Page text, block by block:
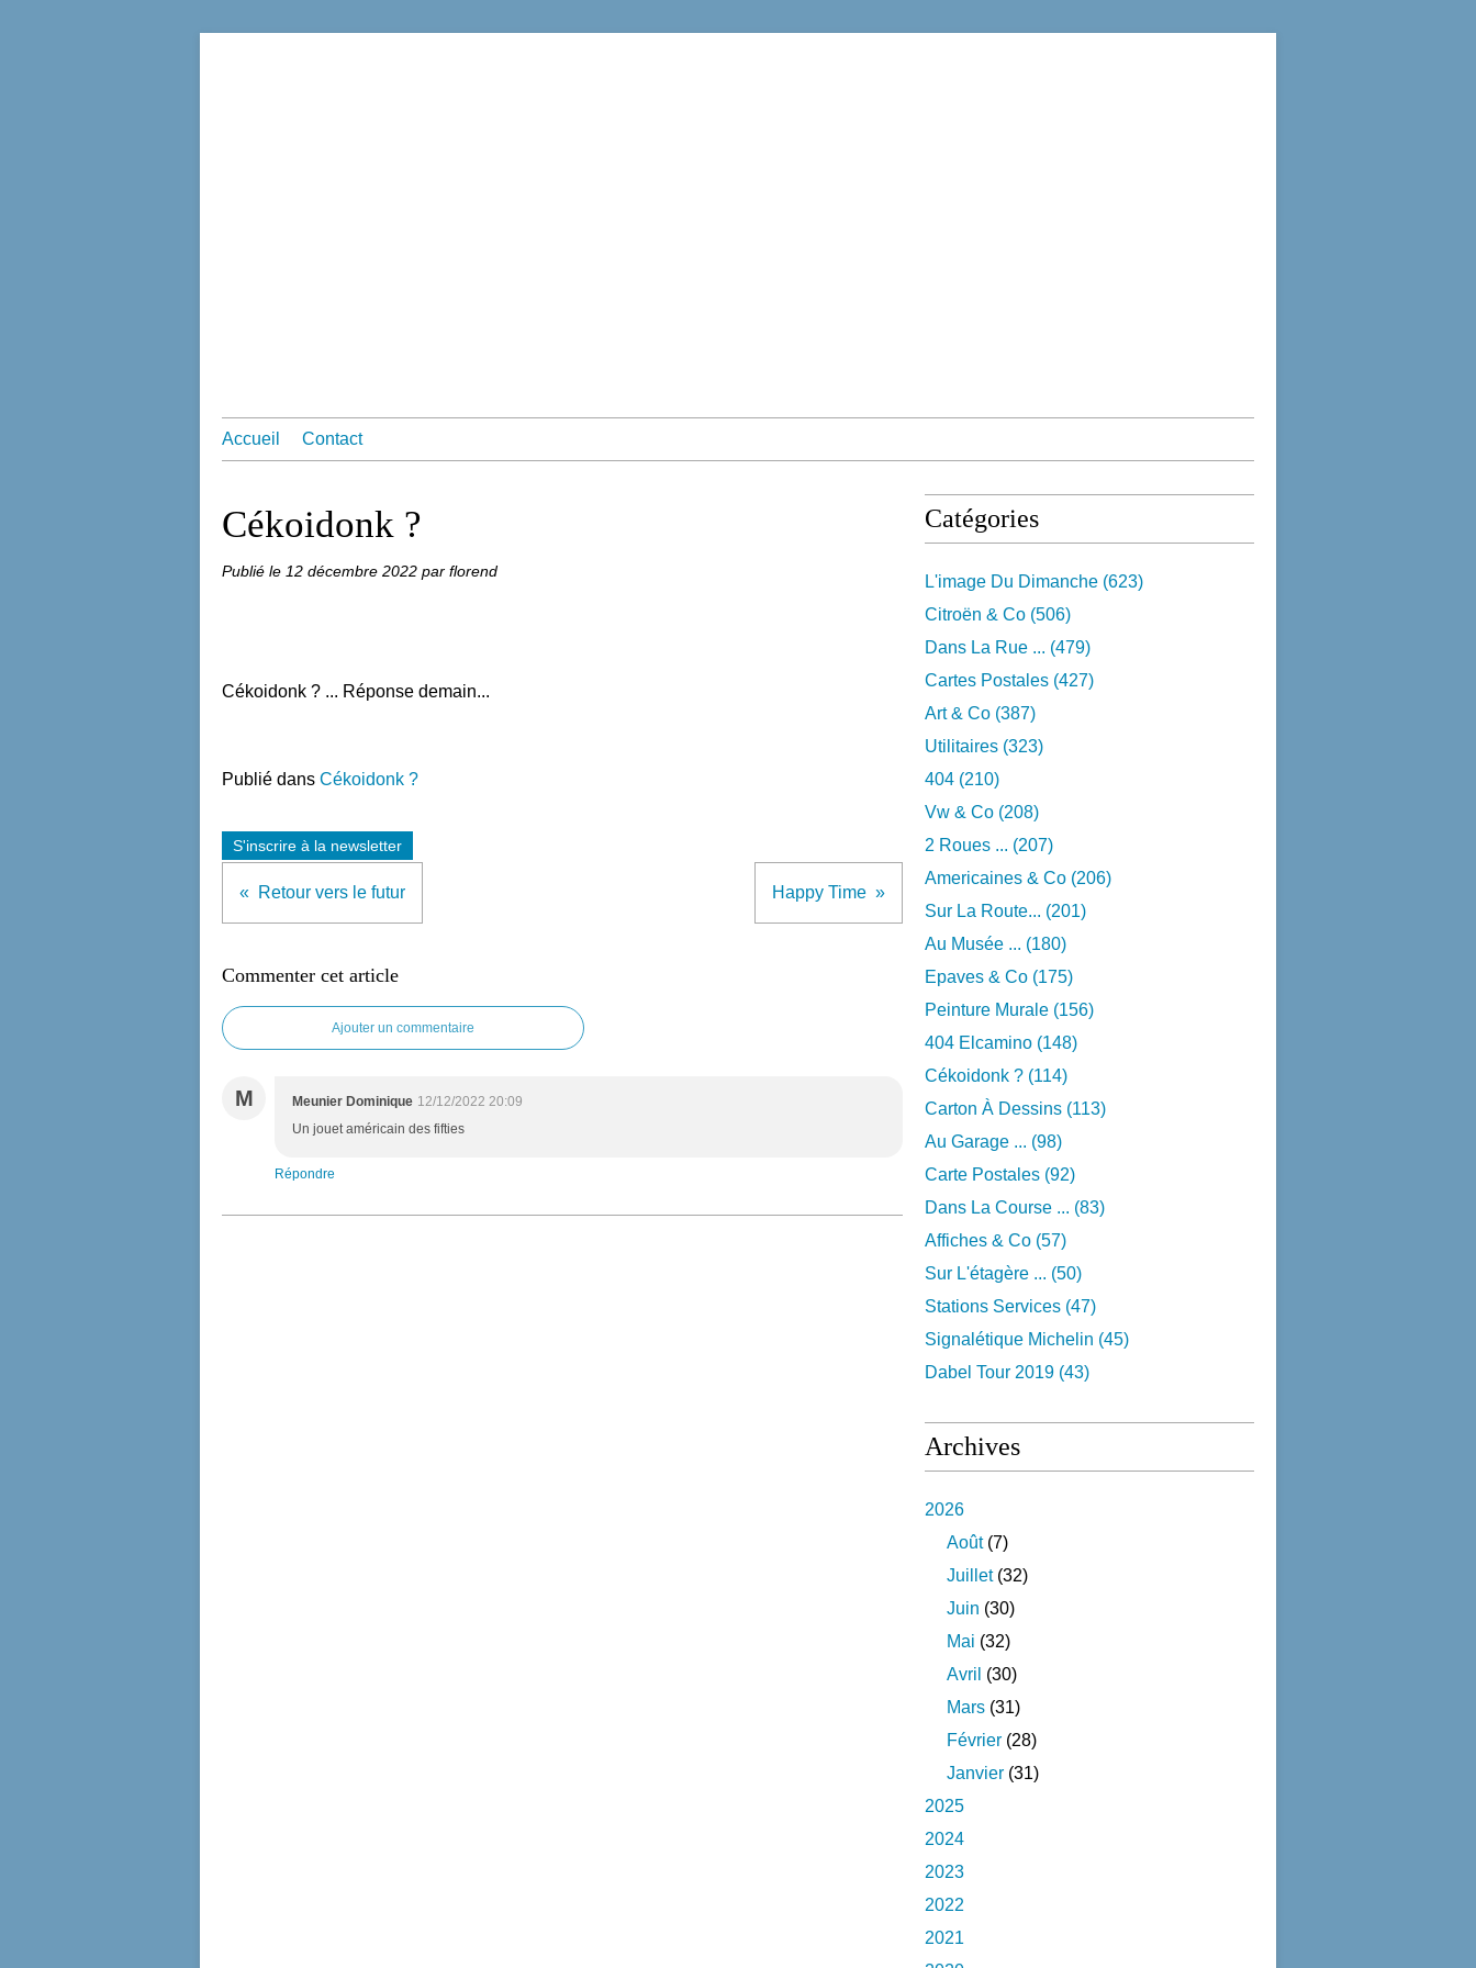
Accueil Contact
Cékoidonk ?
Publié le 12 décembre 2022 par florend
Cékoidonk ? ... Réponse demain...
Publié dans Cékoidonk ?
S'inscrire à la newsletter
Retour vers le futur Happy Time
Commenter cet article
Ajouter un commentaire
M Meunier Dominique 12/12/2022 20:09
Un jouet américain des fifties
Répondre
Catégories
L'image Du Dimanche (623)
Citroën & Co (506)
Dans La Rue ... (479)
Cartes Postales (427)
Art & Co (387)
Utilitaires (323)
404 (210)
Vw & Co (208)
2 Roues ... (207)
Americaines & Co (206)
Sur La Route... (201)
Au Musée ... (180)
Epaves & Co (175)
Peinture Murale (156)
404 Elcamino (148)
Cékoidonk ? (114)
Carton À Dessins (113)
Au Garage ... (98)
Carte Postales (92)
Dans La Course ... (83)
Affiches & Co (57)
Sur L'étagère ... (50)
Stations Services (47)
Signalétique Michelin (45)
Dabel Tour 2019 (43)
Archives
2026
Août(7)
Juillet(32)
Juin (30)
Mai (32)
Avril (30)
Mars (31)
Février (28)
Janvier (31)
2025
2024
2023
2022
2021